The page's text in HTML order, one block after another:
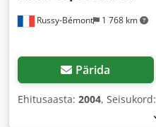
Russy-Bémont 1 768 km
Pärida
Ehitusaasta: 2004, Seisukord: